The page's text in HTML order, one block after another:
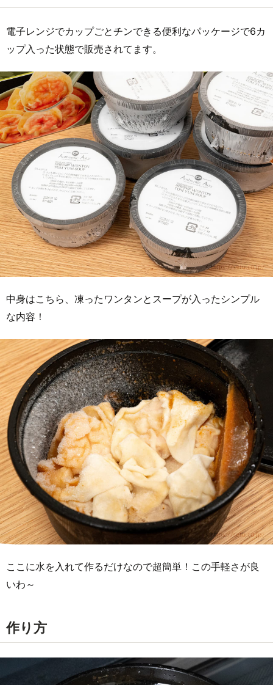
電子レンジでカップごとチンできる便利なパッケージで6カ
ップ入った状態で販売されてます。
中身はこちら、凍ったワンタンとスープが入ったシンプル
な内容！
ここに水を入れて作るだけなので超簡単！この手軽さが良
いわ～
作り方